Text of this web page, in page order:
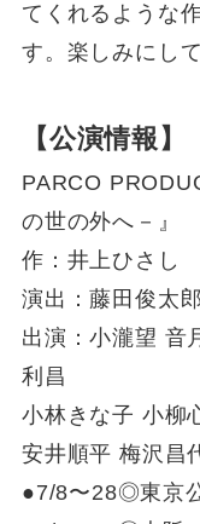
てくれるような
す。楽しみにし
【公演情報】
PARCO
の世の外へ－』
作：井上ひさし
演出：藤田俊太郎
出演：小瀧望 音
利昌
小林きな子 小柳
安井順平 梅沢昌
●7/8〜28◎東京